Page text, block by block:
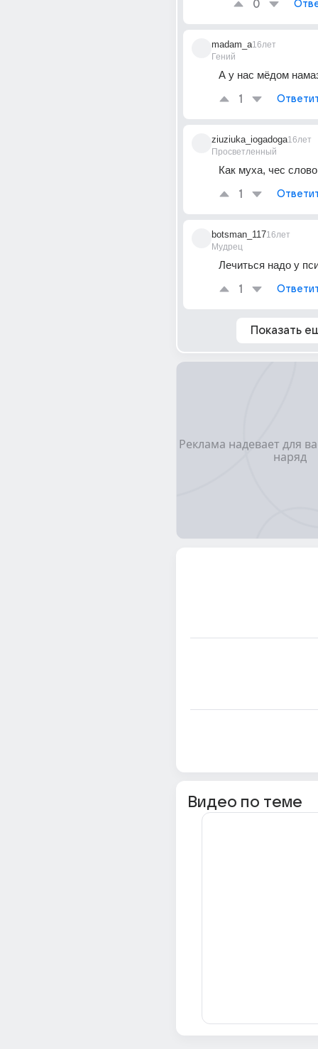
0
madam_a
Гений
16лет
А у нас мёдом
1
ziuziuka_iogadoga
Просветленный
16лет
Как муха, чес
1
botsman_117
Мудрец
16лет
Лечиться надо у
1
Показать
Видео по теме